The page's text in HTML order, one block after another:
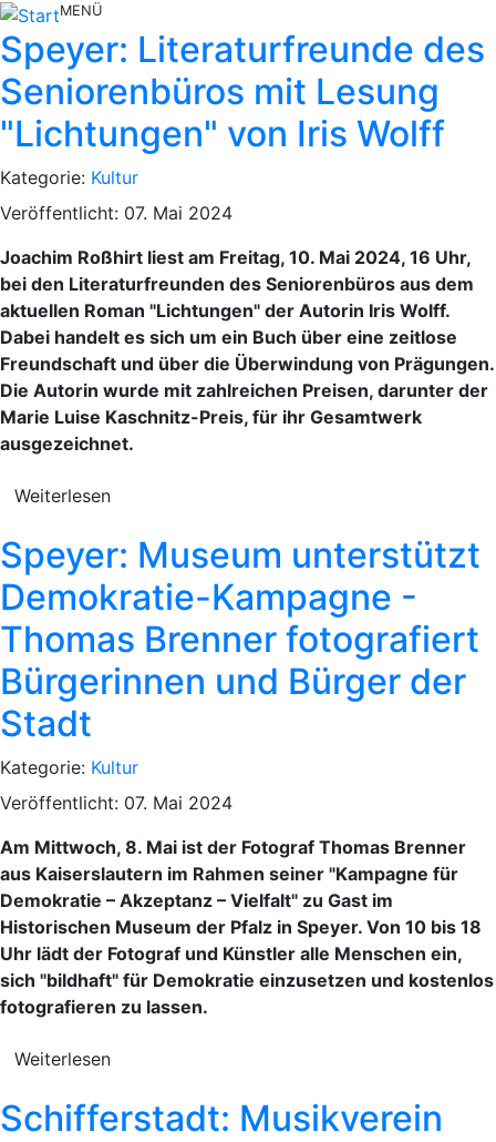
MENÜ
Speyer: Literaturfreunde des
Seniorenbüros mit Lesung
"Lichtungen" von Iris Wolff
Kategorie: Kultur
Veröffentlicht: 07. Mai 2024
Joachim Roßhirt liest am Freitag, 10. Mai 2024, 16 Uhr,
bei den Literaturfreunden des Seniorenbüros aus dem
aktuellen Roman "Lichtungen" der Autorin Iris Wolff.
Dabei handelt es sich um ein Buch über eine zeitlose
Freundschaft und über die Überwindung von Prägungen.
Die Autorin wurde mit zahlreichen Preisen, darunter der
Marie Luise Kaschnitz-Preis, für ihr Gesamtwerk
ausgezeichnet.
Weiterlesen
Speyer: Museum unterstützt
Demokratie-Kampagne -
Thomas Brenner fotografiert
Bürgerinnen und Bürger der
Stadt
Kategorie: Kultur
Veröffentlicht: 07. Mai 2024
Am Mittwoch, 8. Mai ist der Fotograf Thomas Brenner
aus Kaiserslautern im Rahmen seiner "Kampagne für
Demokratie – Akzeptanz – Vielfalt" zu Gast im
Historischen Museum der Pfalz in Speyer. Von 10 bis 18
Uhr lädt der Fotograf und Künstler alle Menschen ein,
sich "bildhaft" für Demokratie einzusetzen und kostenlos
fotografieren zu lassen.
Weiterlesen
Schifferstadt: Musikverein